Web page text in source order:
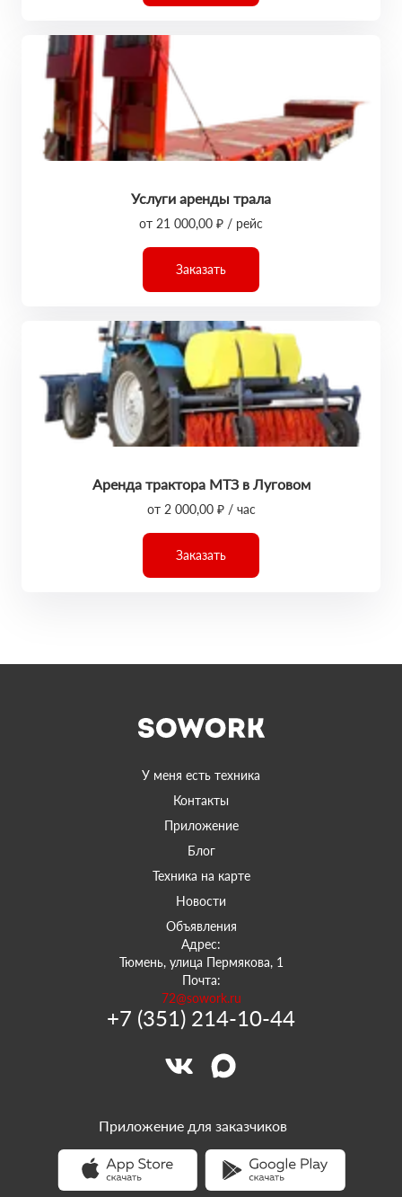
Услуги аренды трала
от 21 000,00 ₽ / рейс
Заказать
Аренда трактора МТЗ в Луговом
от 2 000,00 ₽ / час
Заказать
У меня есть техника
Контакты
Приложение
Блог
Техника на карте
Новости
Объявления
Адрес:
Тюмень, улица Пермякова, 1
Почта:
72@sowork.ru
+7 (351) 214-10-44
Приложение для заказчиков